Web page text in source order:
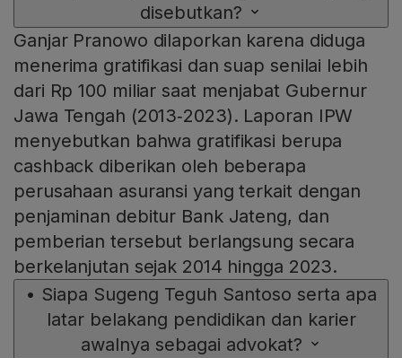
disebutkan?
Ganjar Pranowo dilaporkan karena diduga
menerima gratifikasi dan suap senilai lebih
dari Rp 100 miliar saat menjabat Gubernur
Jawa Tengah (2013‑2023). Laporan IPW
menyebutkan bahwa gratifikasi berupa
cashback diberikan oleh beberapa
perusahaan asuransi yang terkait dengan
penjaminan debitur Bank Jateng, dan
pemberian tersebut berlangsung secara
berkelanjutan sejak 2014 hingga 2023.
• Siapa Sugeng Teguh Santoso serta apa
latar belakang pendidikan dan karier
awalnya sebagai advokat?